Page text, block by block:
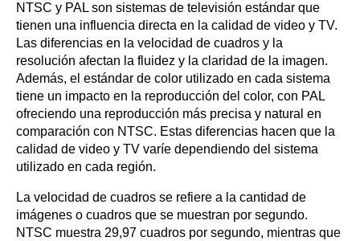
NTSC y PAL son sistemas de televisión estándar que
tienen una influencia directa en la calidad de video y TV.
Las diferencias en la velocidad de cuadros y la
resolución afectan la fluidez y la claridad de la imagen.
Además, el estándar de color utilizado en cada sistema
tiene un impacto en la reproducción del color, con PAL
ofreciendo una reproducción más precisa y natural en
comparación con NTSC. Estas diferencias hacen que la
calidad de video y TV varíe dependiendo del sistema
utilizado en cada región.
La velocidad de cuadros se refiere a la cantidad de
imágenes o cuadros que se muestran por segundo.
NTSC muestra 29,97 cuadros por segundo, mientras que